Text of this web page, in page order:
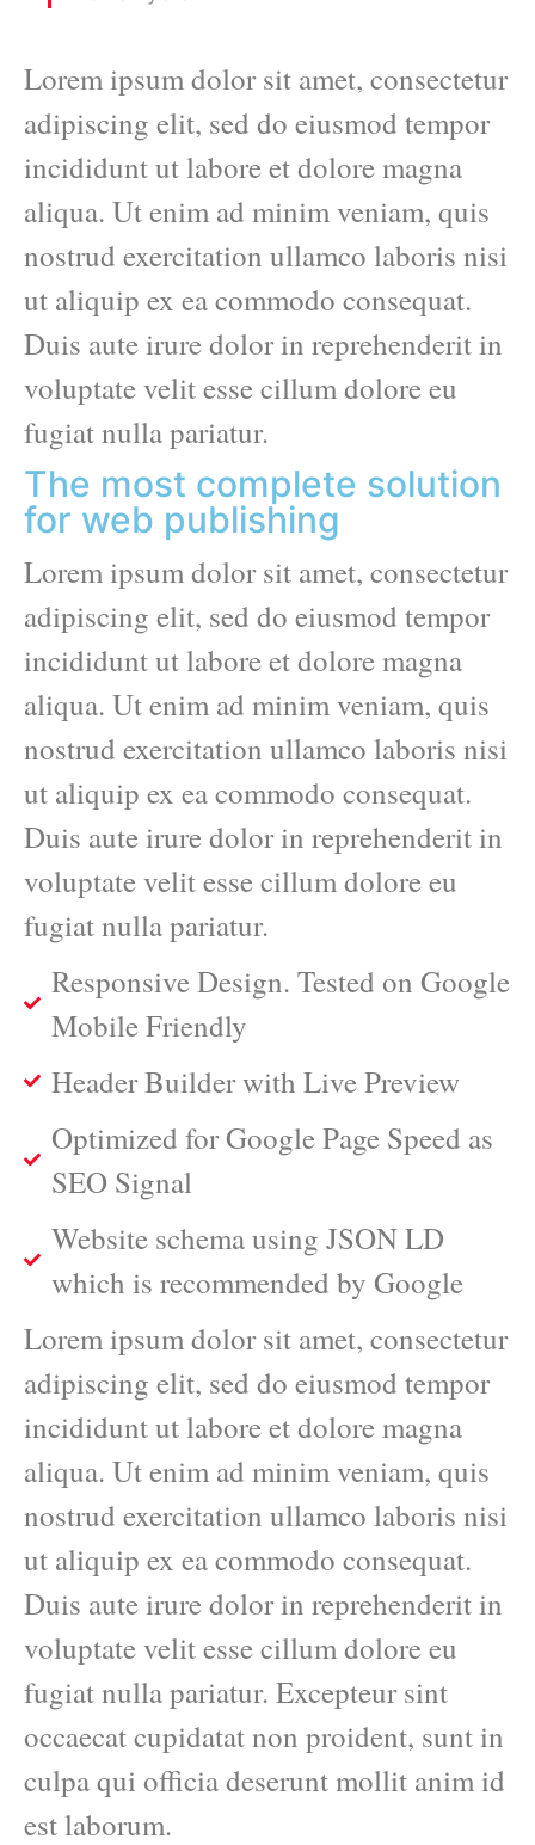
Lorem ipsum dolor sit amet, consectetur
adipiscing elit, sed do eiusmod tempor
incididunt ut labore et dolore magna
aliqua. Ut enim ad minim veniam, quis
nostrud exercitation ullamco laboris nisi
ut aliquip ex ea commodo consequat.
Duis aute irure dolor in reprehenderit in
voluptate velit esse cillum dolore eu
fugiat nulla pariatur.
The most complete solution
for web publishing
Lorem ipsum dolor sit amet, consectetur
adipiscing elit, sed do eiusmod tempor
incididunt ut labore et dolore magna
aliqua. Ut enim ad minim veniam, quis
nostrud exercitation ullamco laboris nisi
ut aliquip ex ea commodo consequat.
Duis aute irure dolor in reprehenderit in
voluptate velit esse cillum dolore eu
fugiat nulla pariatur.
Responsive Design. Tested on Google
Mobile Friendly
Header Builder with Live Preview
Optimized for Google Page Speed as
SEO Signal
Website schema using JSON LD
which is recommended by Google
Lorem ipsum dolor sit amet, consectetur
adipiscing elit, sed do eiusmod tempor
incididunt ut labore et dolore magna
aliqua. Ut enim ad minim veniam, quis
nostrud exercitation ullamco laboris nisi
ut aliquip ex ea commodo consequat.
Duis aute irure dolor in reprehenderit in
voluptate velit esse cillum dolore eu
fugiat nulla pariatur. Excepteur sint
occaecat cupidatat non proident, sunt in
culpa qui officia deserunt mollit anim id
est laborum.